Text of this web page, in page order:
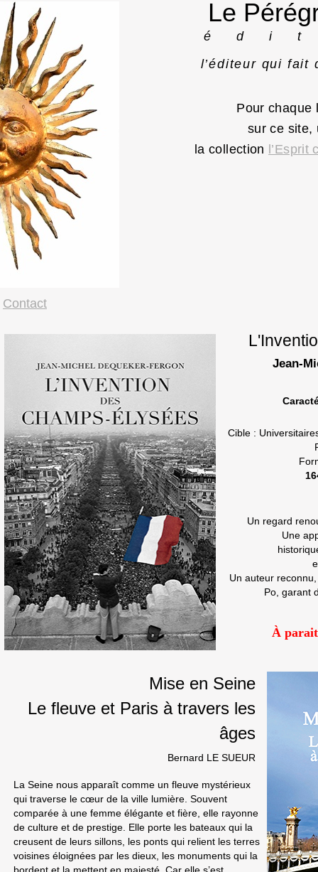
Pour chaque
sur ce site,
la collection l’Esprit
Contact
Le
é d i t
l’éditeur qui fait
Mise en Seine
Le fleuve et Paris à travers les
âges
Bernard LE SUEUR
La Seine nous apparaît comme un fleuve mystérieux
qui traverse le cœur de la ville lumière. Souvent
comparée à une femme élégante et fière, elle rayonne
de culture et de prestige. Elle porte les bateaux qui la
creusent de leurs sillons, les ponts qui relient les terres
voisines éloignées par les dieux, les monuments qui la
Jean-
Cible :
Un regard
Une
Un auteur
Po, garant
À